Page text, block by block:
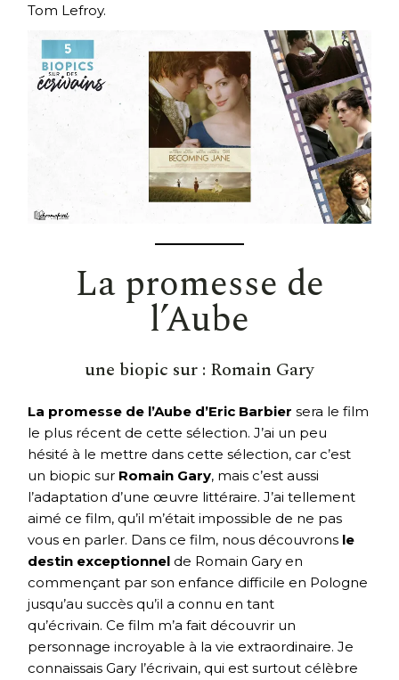
Tom Lefroy.
La promesse de
l’Aube
une biopic sur : Romain Gary
La promesse de l’Aube d’Eric Barbier sera le film
le plus récent de cette sélection. J’ai un peu
hésité à le mettre dans cette sélection, car c’est
un biopic sur Romain Gary, mais c’est aussi
l’adaptation d’une œuvre littéraire. J’ai tellement
aimé ce film, qu’il m’était impossible de ne pas
vous en parler. Dans ce film, nous découvrons le
destin exceptionnel de Romain Gary en
commençant par son enfance difficile en Pologne
jusqu’au succès qu’il a connu en tant
qu’écrivain. Ce film m’a fait découvrir un
personnage incroyable à la vie extraordinaire. Je
connaissais Gary l’écrivain, qui est surtout célèbre